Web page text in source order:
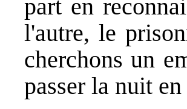
part en
l'autre, le
cherchons un
passer la nuit